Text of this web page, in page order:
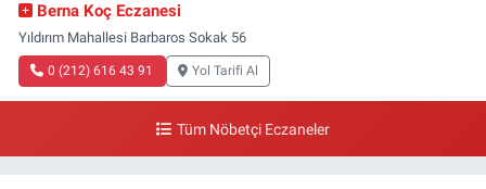
Berna Koç Eczanesi
Yıldırım Mahallesi Barbaros Sokak 56
0 (212) 616 43 91 Yol Tarifi Al
Tüm Nöbetçi Eczaneler